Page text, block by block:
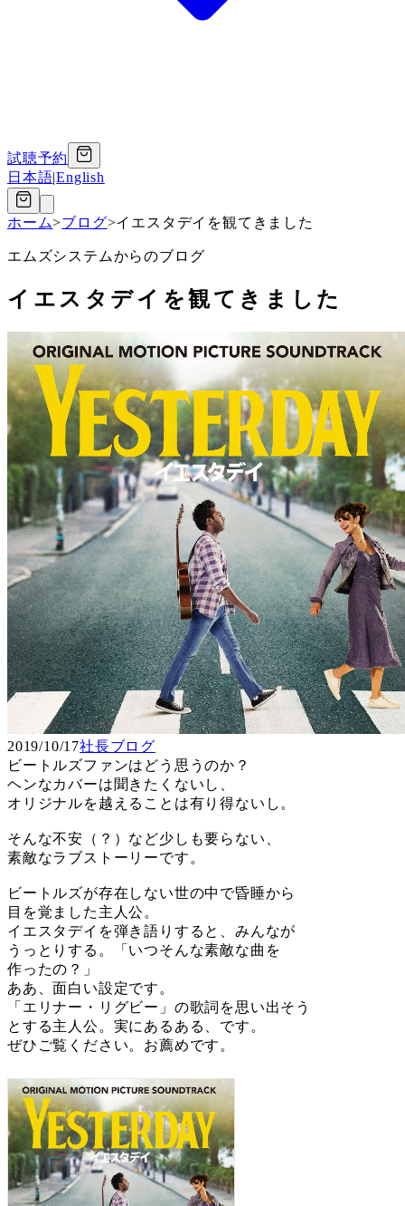
試聴予約
日本語|English
ホーム>ブログ>イエスタデイを観てきました
エムズシステムからのブログ
イエスタデイを観てきました
2019/10/17社長ブログ
ビートルズファンはどう思うのか？
ヘンなカバーは聞きたくないし、
オリジナルを越えることは有り得ないし。
そんな不安（？）など少しも要らない、
素敵なラブストーリーです。
ビートルズが存在しない世の中で昏睡から
目を覚ました主人公。
イエスタデイを弾き語りすると、みんなが
うっとりする。「いつそんな素敵な曲を
作ったの？」
ああ、面白い設定です。
「エリナー・リグビー」の歌詞を思い出そう
とする主人公。実にあるある、です。
ぜひご覧ください。お薦めです。